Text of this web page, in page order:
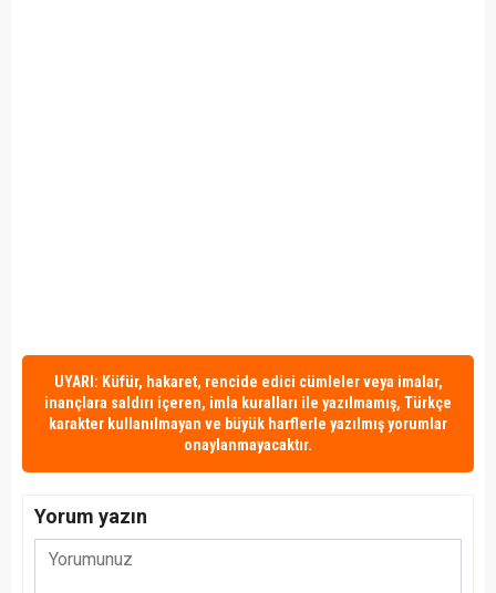
UYARI: Küfür, hakaret, rencide edici cümleler veya imalar,
inançlara saldırı içeren, imla kuralları ile yazılmamış, Türkçe
karakter kullanılmayan ve büyük harflerle yazılmış yorumlar
onaylanmayacaktır.
Yorum yazın